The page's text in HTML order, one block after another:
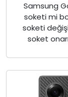
Samsung
soketi mi
soketi
soket